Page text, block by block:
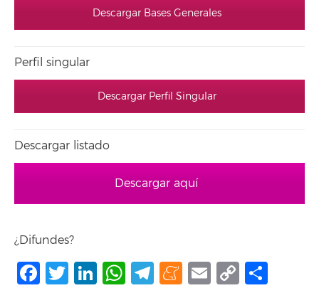
Descargar Bases Generales
Perfil singular
Descargar Perfil Singular
Descargar listado
Descargar aquí
¿Difundes?
Facebook
Twitter
LinkedIn
WhatsApp
Telegram
Meneame
Email
Copy